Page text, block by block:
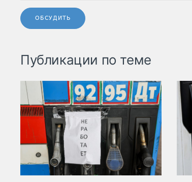
ОБСУДИТЬ
Публикации по теме